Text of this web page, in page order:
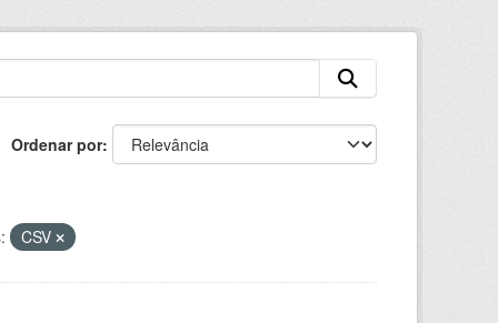
Ordenar por
CSV